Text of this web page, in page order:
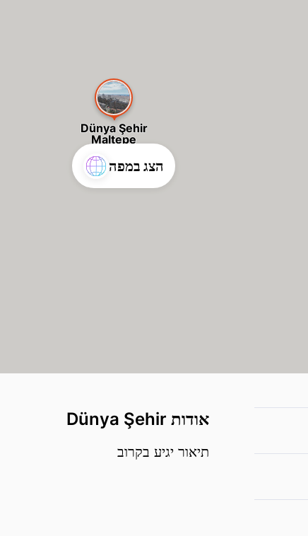
Dünya Şehir
Maltepe
הצג במפה
אודות Dünya Şehir
תיאור יגיע בקרוב